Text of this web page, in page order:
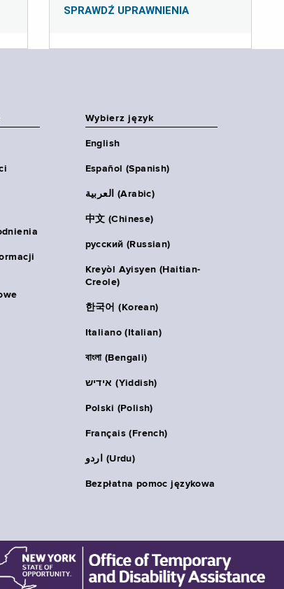
SPRAWDŹ UPRAWNIENIA
Wybierz język
English
Español (Spanish)
العربية (Arabic)
中文 (Chinese)
русский (Russian)
Kreyòl Ayisyen (Haitian-
Creole)
한국어 (Korean)
Italiano (Italian)
বাংলা (Bengali)
אידיש (Yiddish)
Polski (Polish)
Français (French)
اردو (Urdu)
Bezpłatna pomoc językowa